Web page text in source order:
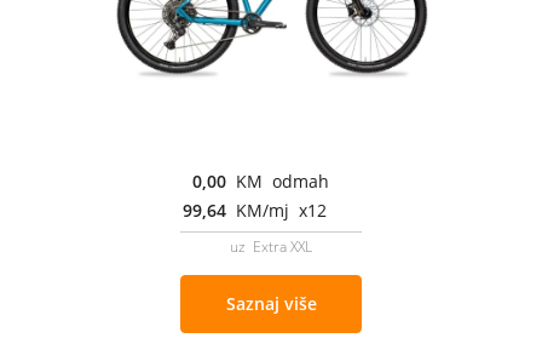
0,00 KM odmah
99,64 KM/mj x12
uz Extra XXL
Saznaj više